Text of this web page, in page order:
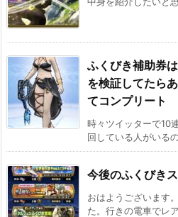
ふくびき補助券
を検証してたら
てコンプリート
時々ツイッターで10
回している人がいる
今後のふくびき
おはようございます
た。行きの電車でレ